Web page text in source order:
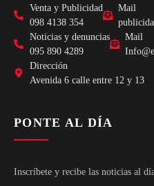
Venta y Publicidad
098 4138 354
Mail
Noticias y denuncias
095 890 4289
Mail
Dirección
Avenida 6 calle entre 12 y 13
PONTE AL DÍA
Inscríbete y recibe las noticias al